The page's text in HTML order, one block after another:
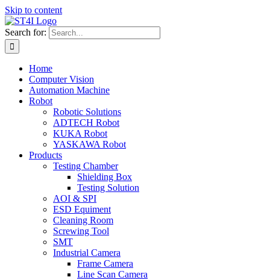
Skip to content
Search for:
Home
Computer Vision
Automation Machine
Robot
Robotic Solutions
ADTECH Robot
KUKA Robot
YASKAWA Robot
Products
Testing Chamber
Shielding Box
Testing Solution
AOI & SPI
ESD Equiment
Cleaning Room
Screwing Tool
SMT
Industrial Camera
Frame Camera
Line Scan Camera